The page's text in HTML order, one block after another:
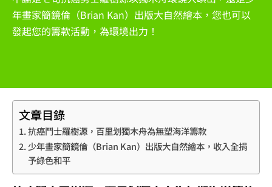
年畫家簡鏡倫（Brian Kan）出版大自然繪本，您也可以
發起您的籌款活動，為環境出力！
文章目錄
抗癌鬥士羅樹源，百里划獨木舟為無塑海洋籌款
少年畫家簡鏡倫（Brian Kan）出版大自然繪本，收入全捐
予綠色和平